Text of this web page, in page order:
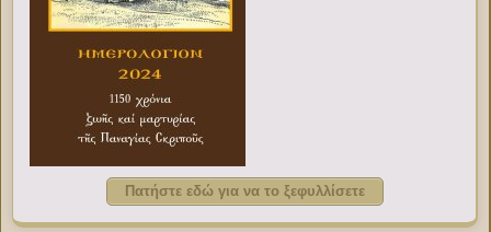
Πατήστε εδώ για να το ξεφυλλίσετε